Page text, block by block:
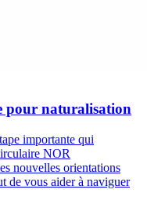
pour naturalisation
importante qui
NOR
nouvelles orientations
de vous aider à naviguer